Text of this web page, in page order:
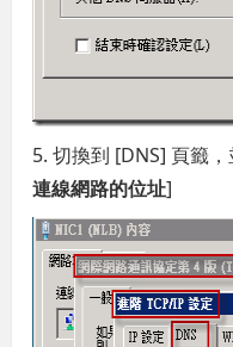
5. 切換到 [DNS] 頁籤
連線網路的位址]